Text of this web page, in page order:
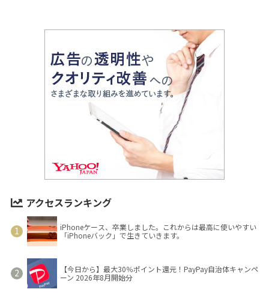
アクセスランキング
iPhoneケース、卒業しました。これからは最高に使いやすい
「iPhoneバック」で生きていきます。
【今日から】最大30％ポイント還元！PayPay自治体キャンペ
ーン 2026年8月開始分